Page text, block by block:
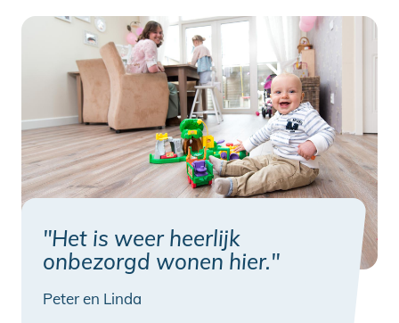
"Het is weer heerlijk
onbezorgd wonen hier."
Peter en Linda